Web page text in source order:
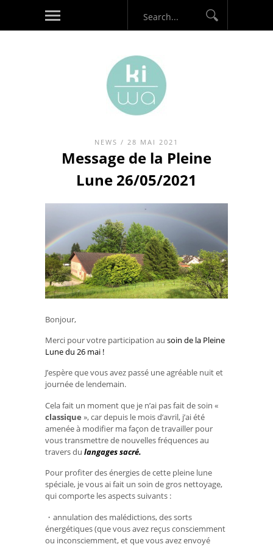
NEWS / 28 MAI 2021
Message de la Pleine
Lune 26/05/2021
Bonjour,
Merci pour votre participation au soin de la Pleine
Lune du 26 mai !
J’espère que vous avez passé une agréable nuit et
journée de lendemain.
Cela fait un moment que je n’ai pas fait de soin «
classique », car depuis le mois d’avril, j’ai été
amenée à modifier ma façon de travailler pour
vous transmettre de nouvelles fréquences au
travers du langages sacré.
Pour profiter des énergies de cette pleine lune
spéciale, je vous ai fait un soin de gros nettoyage,
qui comporte les aspects suivants :
・annulation des malédictions, des sorts
énergétiques (que vous avez reçus consciemment
ou inconsciemment, et que vous avez envoyé